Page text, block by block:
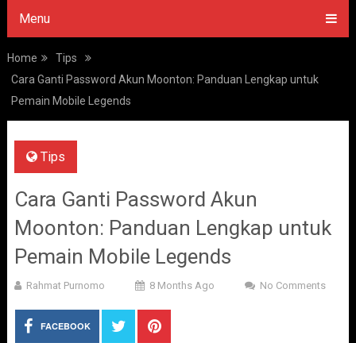
Menu
Home
Tips
Cara Ganti Password Akun Moonton: Panduan Lengkap untuk
Pemain Mobile Legends
Tips
Cara Ganti Password Akun
Moonton: Panduan Lengkap untuk
Pemain Mobile Legends
Rahmat Purnomo 8 Months Ago No Comments
FACEBOOK